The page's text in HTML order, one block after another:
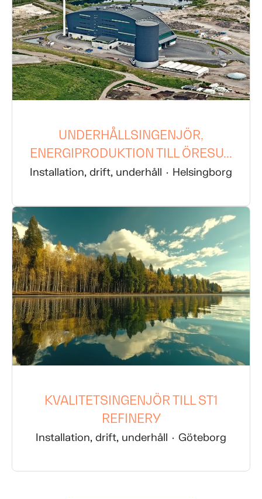
UNDERHÅLLSINGENJÖR,
ENERGIPRODUKTION TILL ÖRESU...
Installation, drift, underhåll · Helsingborg
KVALITETSINGENJÖR TILL ST1
REFINERY
Installation, drift, underhåll · Göteborg